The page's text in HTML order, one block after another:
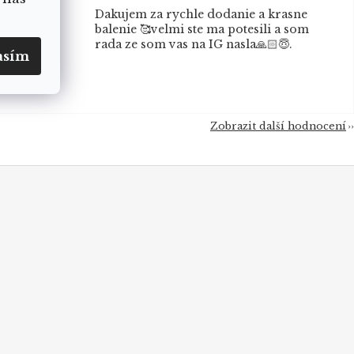
Dakujem za rychle dodanie a krasne
balenie 🥰velmi ste ma potesili a som
rada ze som vas na IG nasla🙏🏻😇.
Zobrazit další hodnocení